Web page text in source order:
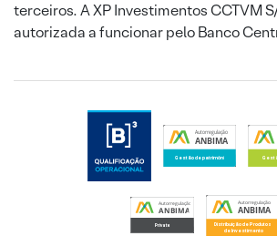
terceiros. A XP Investimentos CCTVM
autorizada a funcionar pelo Banco